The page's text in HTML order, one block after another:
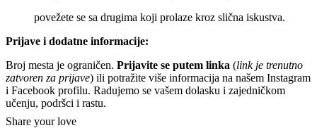
povežete se sa drugima koji prolaze kroz slična iskustva.
Prijave i dodatne informacije:
Broj mesta je ograničen. Prijavite se putem linka (link je trenutno
zatvoren za prijave) ili potražite više informacija na našem Instagram
i Facebook profilu. Radujemo se vašem dolasku i zajedničkom
učenju, podršci i rastu.
Share your love